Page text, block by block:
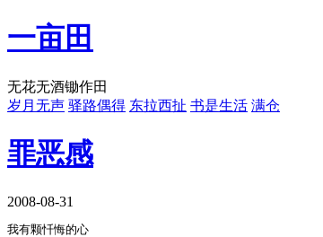
一亩田
无花无酒锄作田
岁月无声 驿路偶得 东拉西扯 书是生活 满仓
罪恶感
2008-08-31
我有颗忏悔的心